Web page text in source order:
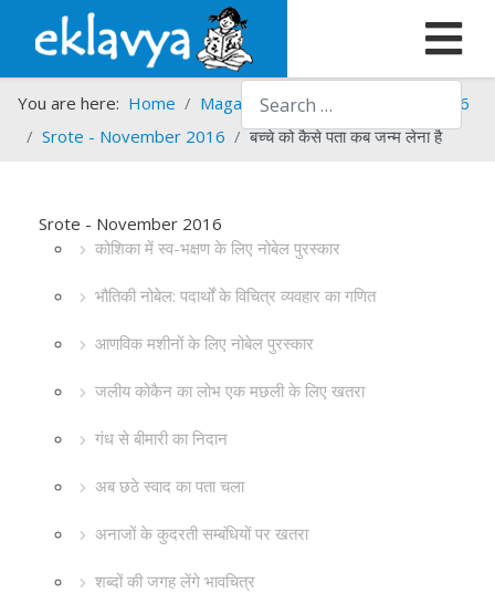
Search
You are here: Home Magazines Srote
Srote - 2016
Srote - November 2016
बच्चे को कैसे पता कब जन्म लेना है
Srote - November 2016
कोशिका में स्व-भक्षण के लिए नोबेल पुरस्कार
भौतिकी नोबेल: पदार्थों के विचित्र व्यवहार का गणित
आणविक मशीनों के लिए नोबेल पुरस्कार
जलीय कोकैन का लोभ एक मछली के लिए खतरा
गंध से बीमारी का निदान
अब छठे स्वाद का पता चला
अनाजों के कुदरती सम्बंधियों पर खतरा
शब्दों की जगह लेंगे भावचित्र